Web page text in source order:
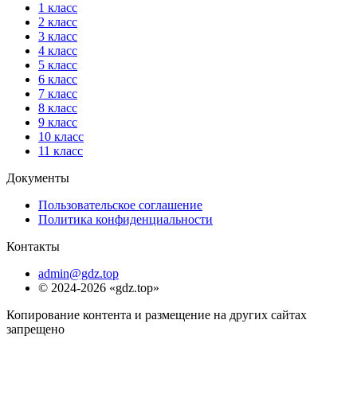
1 класс
2 класс
3 класс
4 класс
5 класс
6 класс
7 класс
8 класс
9 класс
10 класс
11 класс
Документы
Пользовательское соглашение
Политика конфиденциальности
Контакты
admin@gdz.top
© 2024-2026 «gdz.top»
Копирование контента и размещение на других сайтах
запрещено